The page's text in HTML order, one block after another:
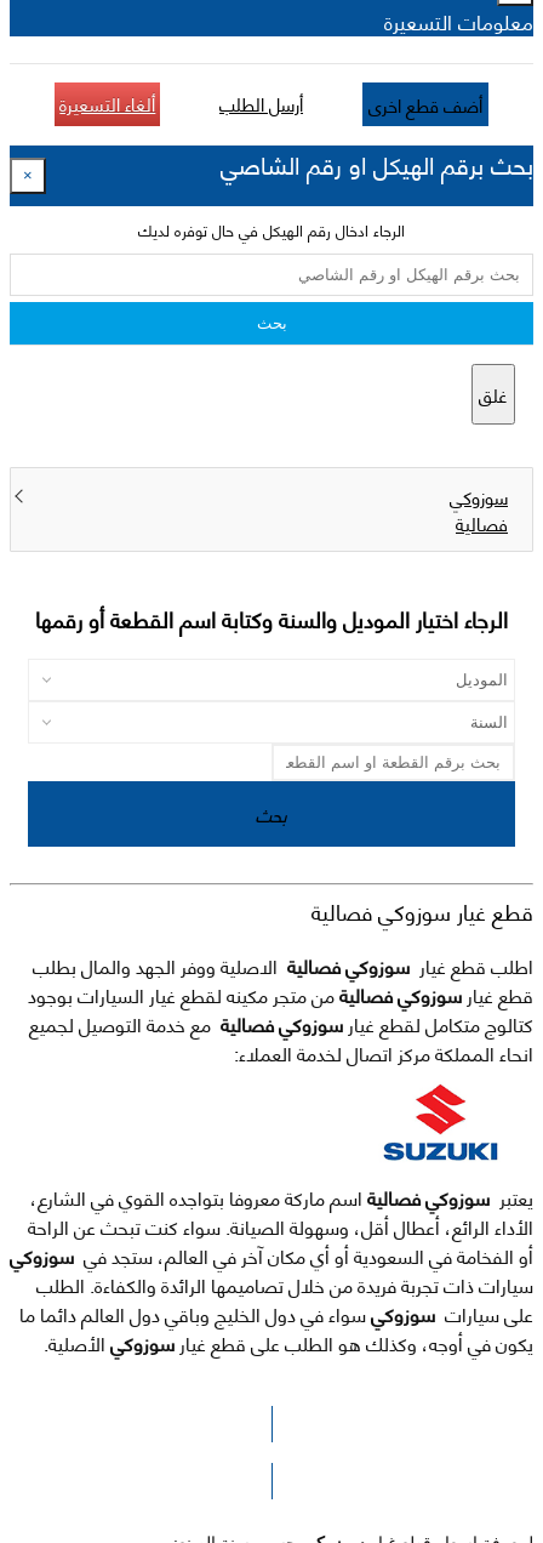
معلومات التسعيرة
أضف قطع اخرى أرسل الطلب ألغاء التسعيرة
بحث برقم الهيكل او رقم الشاصي ×
الرجاء ادخال رقم الهيكل في حال توفره لديك
بحث
غلق
سوزوكي
فصالية
الرجاء اختيار الموديل والسنة وكتابة اسم القطعة أو رقمها
بحث
قطع غيار سوزوكي فصالية
اطلب قطع غيار
الاصلية ووفر الجهد والمال بطلب
قطع غيار سوزوكي فصاليةمن متجر مكينه لقطع غيار السيارات بوجود
كتالوج متكامل لقطع غيار سوزوكي فصالية مع خدمة التوصيل لجميع
انحاء المملكة مركز اتصال لخدمة العملاء:
يعتبر سوزوكي فصاليةاسم ماركة معروفا بتواجده القوي في الشارع،
الأداء الرائع، أعطال أقل، وسهولة الصيانة. سواء كنت تبحث عن الراحة
أو الفخامة في السعودية أو أي مكان آخر في العالم، ستجد في سوزوكي
سيارات ذات تجربة فريدة من خلال تصاميمها الرائدة والكفاءة. الطلب
على سيارات سوزوكيسواء في دول الخليج وباقي دول العالم دائما ما
يكون في أوجه، وكذلك هو الطلب على قطع غيار سوزوكيالأصلية.
الرجاء الضغط هنا للوصول لصفحة البحث